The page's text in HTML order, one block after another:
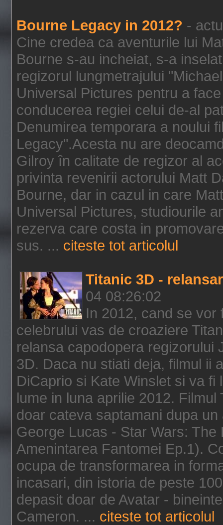
Bourne Legacy in 2012? -
Cine credea ca aventurile lui
Bourne s-au incheiat, s-a
regizorul lungmetrajului
Universal Pictures pentru a
conducerea regiei celui de-al
Denumirea temporara a noului
Legacy".Acesta nu are
Gilroy în calitate de regizor al
privinta revenirii actorului Matt
Bourne, dar in cazul in care
Universal Pictures, studiourile
rezerva care costa in
sus. ... citeste tot articolul
Titanic 3D -
04 08:26:02
In 2012, cand se
celebrului vas de croaziere
relansa capodopera regizorului
3D. Daca nu stiati deja, filmul ii
DiCaprio si Kate Winslet si va
lume in luna aprilie 2012.
doar cateva saptamani dupa
George Lucas - Star Wars:
Amenintarea Fantomei Ep.1).
ocupa de transformarea in
incasari, din istoria de peste
depasit doar de Avatar -
Cameron. ... citeste tot articolul